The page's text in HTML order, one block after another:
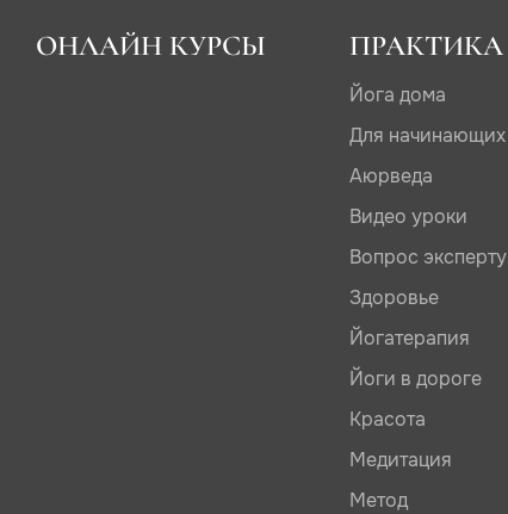
ОНЛАЙН КУРСЫ ПРАКТИКА
Йога дома
Для начинающих
Аюрведа
Видео уроки
Вопрос эксперту
Здоровье
Йогатерапия
Йоги в дороге
Красота
Медитация
Метод